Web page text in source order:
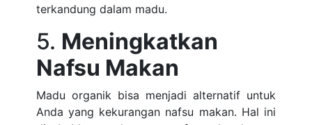
terkandung dalam madu.
5. Meningkatkan
Nafsu Makan
Madu organik bisa menjadi alternatif untuk
Anda yang kekurangan nafsu makan. Hal ini